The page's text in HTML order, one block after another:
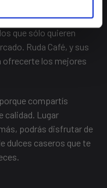
para expertos
que sólo quieren
Ruda Café, y sus
ofrecerte los mejores
compartís
calidad. Lugar
podrás disfrutar de
dulces caseros que te